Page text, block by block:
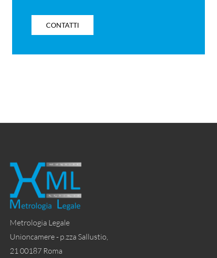
CONTATTI
Metrologia Legale
Unioncamere - p.zza Sallustio,
21 00187 Roma